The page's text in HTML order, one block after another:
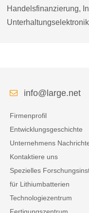
Handelsfinanzierung,
info@large.net
Firmenprofil
Entwicklungsgeschichte
Unternehmens
Kontaktiere uns
Spezielles
für Lithiumbatterien
Technologiezentrum
Fertigungszentrum